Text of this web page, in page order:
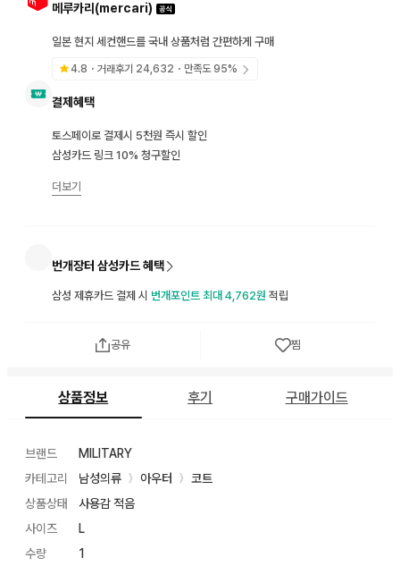
메루카리(mercari)
일본 현지 세컨핸드를 국내 상품처럼 간편하게 구매
4.8 ・거래후기 24,632 ・만족도95%
결제혜택
토스페이로 결제시 5천원 즉시 할인
삼성카드 링크 10% 청구할인
더보기
번개장터 삼성카드 혜택
삼성 제휴카드 결제 시 번개포인트 최대 4,762원 적립
공유 찜
상품정보 후기 구매가이드
브랜드
MILITARY
카테고리
남성의류 〉 아우터 〉
코트
상품상태
사용감 적음
사이즈
L
수량
1